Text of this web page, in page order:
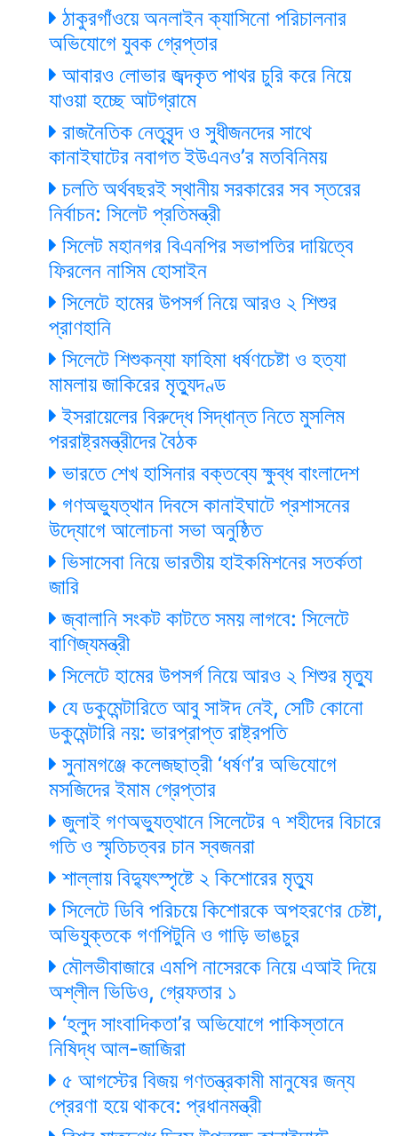
ঠাকুরগাঁওয়ে অনলাইন ক্যাসিনো পরিচালনার
অভিযোগে যুবক গ্রেপ্তার
আবারও লোভার জব্দকৃত পাথর চুরি করে নিয়ে
যাওয়া হচ্ছে আটগ্রামে
রাজনৈতিক নেতৃবৃন্দ ও সুধীজনদের সাথে
কানাইঘাটের নবাগত ইউএনও’র মতবিনিময়
চলতি অর্থবছরই স্থানীয় সরকারের সব স্তরের
নির্বাচন: সিলেট প্রতিমন্ত্রী
সিলেট মহানগর বিএনপির সভাপতির দায়িত্বে
ফিরলেন নাসিম হোসাইন
সিলেটে হামের উপসর্গ নিয়ে আরও ২ শিশুর
প্রাণহানি
সিলেটে শিশুকন্যা ফাহিমা ধর্ষণচেষ্টা ও হত্যা
মামলায় জাকিরের মৃত্যুদণ্ড
ইসরায়েলের বিরুদ্ধে সিদ্ধান্ত নিতে মুসলিম
পররাষ্ট্রমন্ত্রীদের বৈঠক
ভারতে শেখ হাসিনার বক্তব্যে ক্ষুব্ধ বাংলাদেশ
গণঅভ্যুত্থান দিবসে কানাইঘাটে প্রশাসনের
উদ্যোগে আলোচনা সভা অনুষ্ঠিত
ভিসাসেবা নিয়ে ভারতীয় হাইকমিশনের সতর্কতা
জারি
জ্বালানি সংকট কাটতে সময় লাগবে: সিলেটে
বাণিজ্যমন্ত্রী
সিলেটে হামের উপসর্গ নিয়ে আরও ২ শিশুর মৃত্যু
যে ডকুমেন্টারিতে আবু সাঈদ নেই, সেটি কোনো
ডকুমেন্টারি নয়: ভারপ্রাপ্ত রাষ্ট্রপতি
সুনামগঞ্জে কলেজছাত্রী ‘ধর্ষণ’র অভিযোগে
মসজিদের ইমাম গ্রেপ্তার
জুলাই গণঅভ্যুত্থানে সিলেটের ৭ শহীদের বিচারে
গতি ও স্মৃতিচত্বর চান স্বজনরা
শাল্লায় বিদ্যুৎস্পৃষ্টে ২ কিশোরের মৃত্যু
সিলেটে ডিবি পরিচয়ে কিশোরকে অপহরণের চেষ্টা,
অভিযুক্তকে গণপিটুনি ও গাড়ি ভাঙচুর
মৌলভীবাজারে এমপি নাসেরকে নিয়ে এআই দিয়ে
অশ্লীল ভিডিও, গ্রেফতার ১
‘হলুদ সাংবাদিকতা’র অভিযোগে পাকিস্তানে
নিষিদ্ধ আল-জাজিরা
৫ আগস্টের বিজয় গণতন্ত্রকামী মানুষের জন্য
প্রেরণা হয়ে থাকবে: প্রধানমন্ত্রী